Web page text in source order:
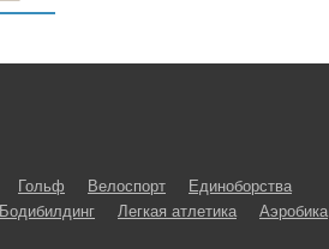
Гольф Велоспорт
Единоборства
Бодибилдинг Легкая атлетика
Аэробика